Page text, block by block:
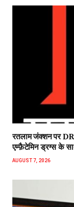
रतलाम जंक्शन पर
एम्फ़ैटेमिन ड्रग्स के
AUGUST 7, 2026